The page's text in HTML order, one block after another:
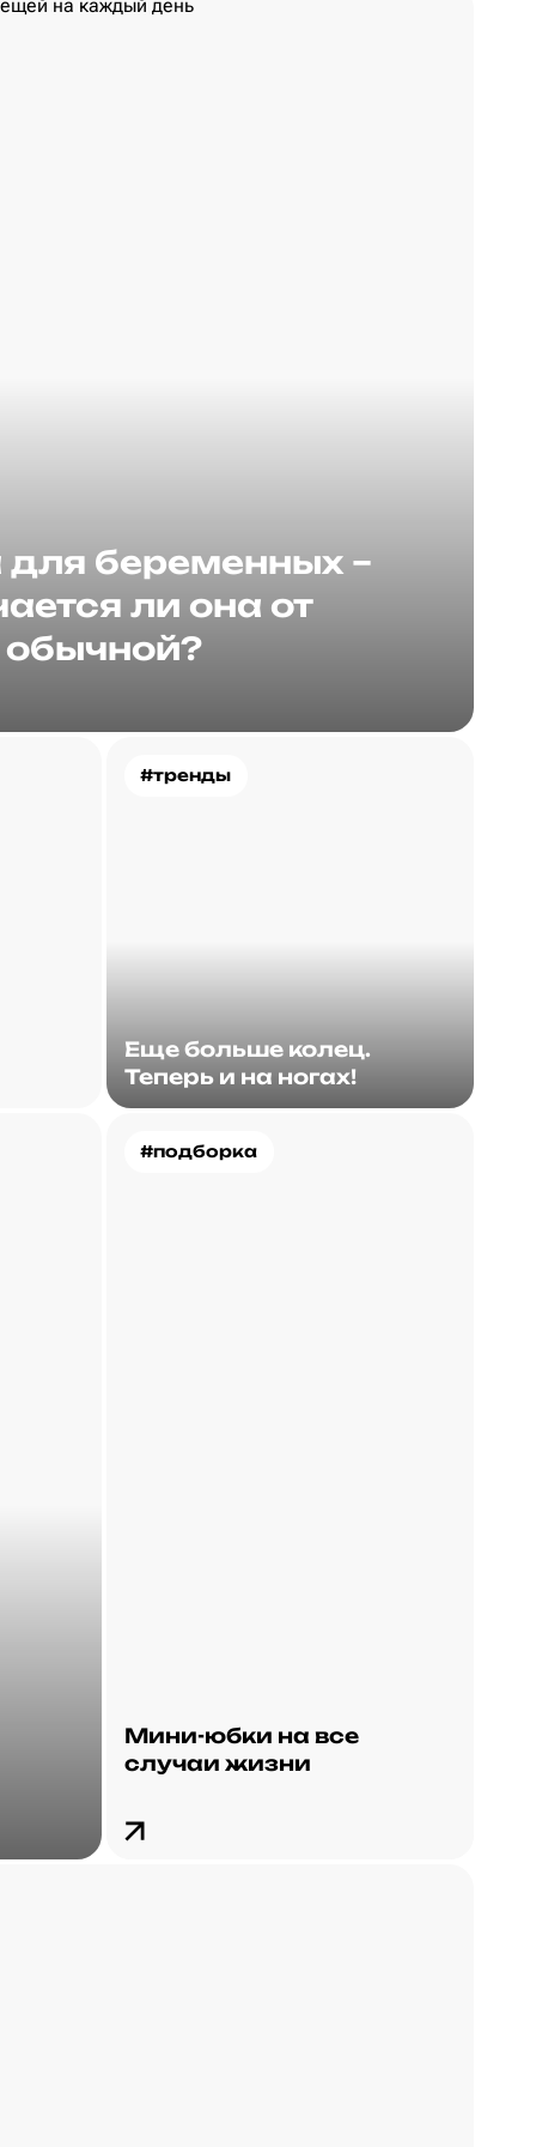
беременных –
ли она от
обычной?
#тренды
Еще больше колец.
Теперь и на ногах!
#подборка
Мини-юбки на все
случаи жизни